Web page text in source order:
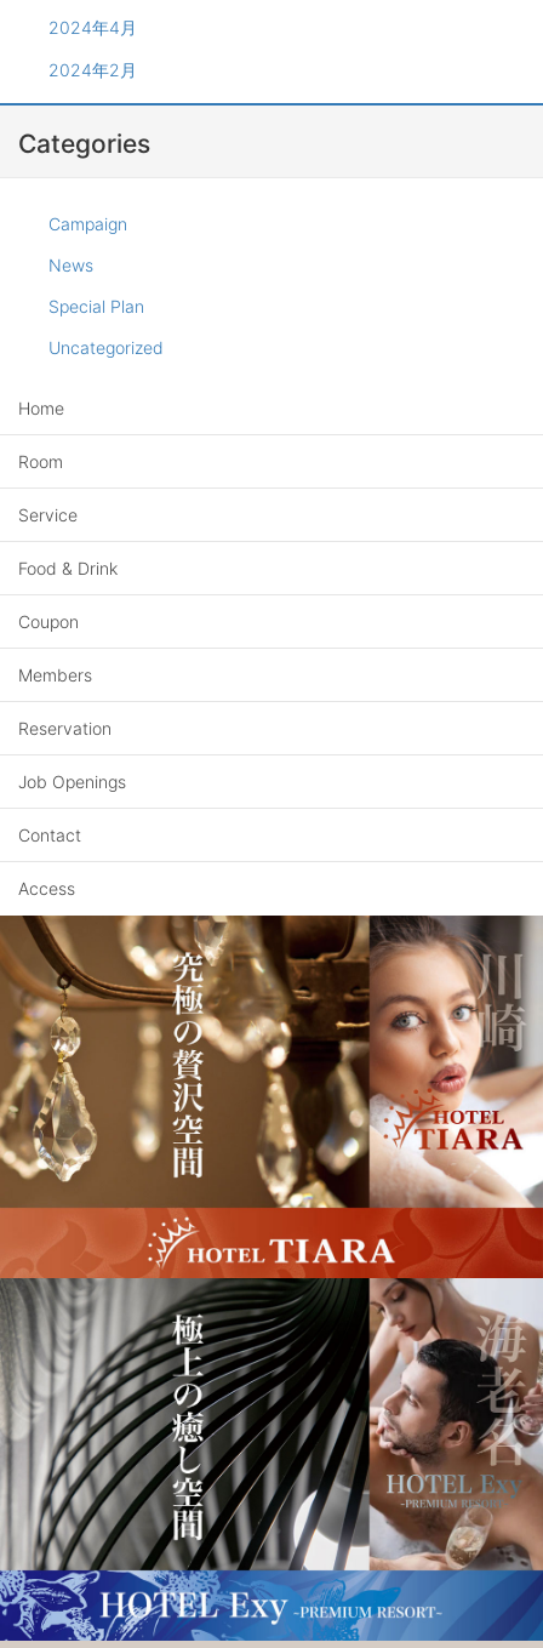
2024年4月
2024年2月
Categories
Campaign
News
Special Plan
Uncategorized
Home
Room
Service
Food & Drink
Coupon
Members
Reservation
Job Openings
Contact
Access